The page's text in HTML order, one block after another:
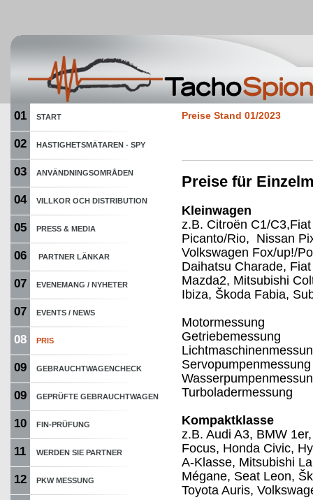
01 START
02 HASTIGHETSMÄTAREN - SPY
03 ANVÄNDNINGSOMRÅDEN
04 VILLKOR OCH DISTRIBUTION
05 PRESS & MEDIA
06 PARTNER LÄNKAR
07 EVENEMANG / NYHETER
07 EVENTS / NEWS
08 PRIS
09 GEBRAUCHTWAGENCHECK
09 GEPRÜFTE GEBRAUCHTWAGEN
10 FIN-PRÜFUNG
11 WERDEN SIE PARTNER
12 PKW MESSUNG
Preise Stand 01/2023
Preise für
Kleinwagen
z.B. Citroën C1/
Picanto/Rio, Nissan
Volkswagen Fox/up!/
Daihatsu Charade,
Mazda2, Mitsubishi
Ibiza, Škoda Fabia,
Motormessung
Getriebemessung
Servopumpenmessung
Turboladermessung
Kompaktklasse
z.B. Audi A3, BMW
Focus, Honda Civic,
A-Klasse, Mitsubishi
Mégane, Seat Leon,
Toyota Auris,